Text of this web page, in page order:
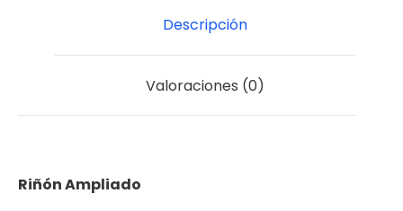
Descripción
Valoraciones (0)
Riñón Ampliado